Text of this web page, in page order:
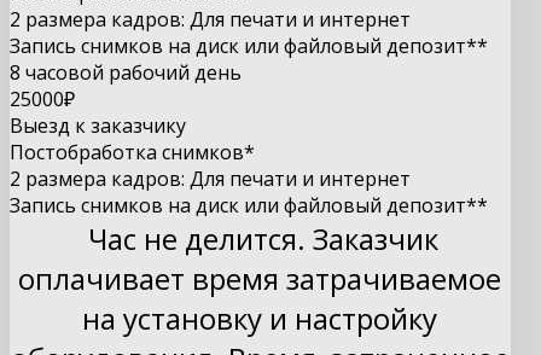
2 размера кадров: Для печати и интернет
Запись снимков на диск или файловый депозит**
8 часовой рабочий день
25000₽
Выезд к заказчику
Постобработка снимков*
2 размера кадров: Для печати и интернет
Запись снимков на диск или файловый депозит**
Час не делится. Заказчик
оплачивает время затрачиваемое
на установку и настройку